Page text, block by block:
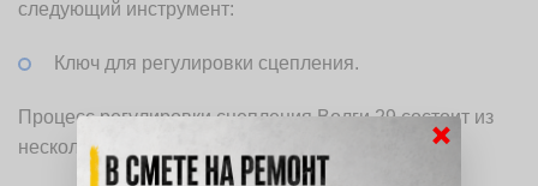
следующий инструмент:
Ключ для регулировки сцепления.
Процесс регулировки сцепления Волги 29 состоит из
нескольких шагов:
×